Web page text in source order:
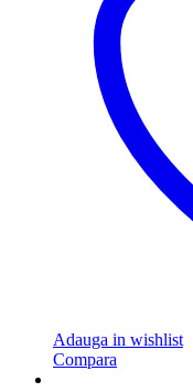
Adauga in wishlist
Compara